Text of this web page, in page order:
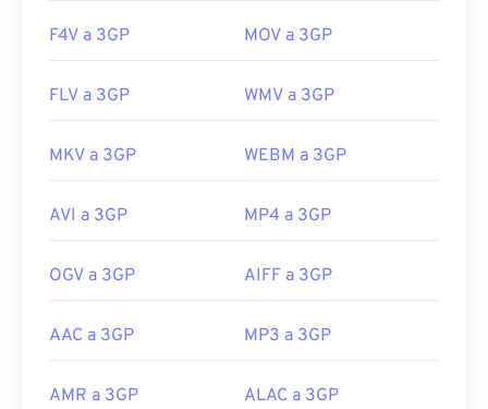
F4V a 3GP MOV a 3GP
FLV a 3GP WMV a 3GP
MKV a 3GP WEBM a 3GP
AVI a 3GP MP4 a 3GP
OGV a 3GP AIFF a 3GP
AAC a 3GP MP3 a 3GP
AMR a 3GP ALAC a 3GP